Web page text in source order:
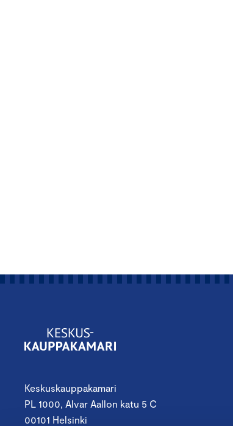
Keskuskauppakamari
PL 1000, Alvar Aallon katu 5 C
00101 Helsinki